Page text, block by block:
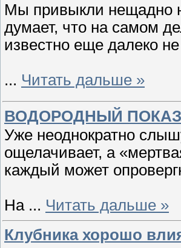
Мы привыкли нещадно
думает, что на самом
известно еще далеко
... Читать дальше »
ВОДОРОДНЫЙ
Уже неоднократно
ощелачивает, а
каждый может
На ... Читать дальше »
Клубника хорошо